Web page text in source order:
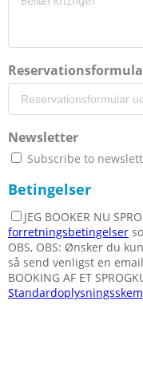
Newsletter
Subscribe to
Betingelser
JEG BOOKER NU
forretningsbetingelser
OBS, OBS: Ønsker du
så send venligst en
BOOKING AF ET